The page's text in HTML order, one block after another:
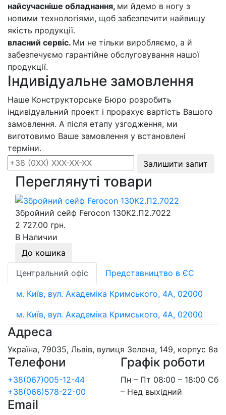
найсучасніше обладнання, ми йдемо в ногу з
новими технологіями, щоб забезпечити найвищу
якість продукції.
власний сервіс. Ми не тільки виробляємо, а й
забезпечуємо гарантійне обслуговування нашої
продукції.
Індивідуальне замовлення
Наше Конструкторське Бюро розробить
індивідуальний проект і прорахує вартість Вашого
замовлення. А після етапу узгодження, ми
виготовимо Ваше замовлення у встановлені
терміни.
Залишити запит
Переглянуті товари
Збройний сейф Ferocon 130К2.П2.7022
2 727.00 грн.
В Наличии
До кошика
Центральний офіс
Представництво в ЄС
м. Київ, вул. Академіка Кримського, 4А, 02000
м. Київ, вул. Академіка Кримського, 4А, 02000
Адреса
Україна, 79035, Львів, вулиця Зелена, 149, корпус 8а
Телефони
+38(067)005-12-44
+38(066)578-22-00
Графік роботи
Пн – Пт 08:00 – 18:00 Сб
– Нед выхідний
Email